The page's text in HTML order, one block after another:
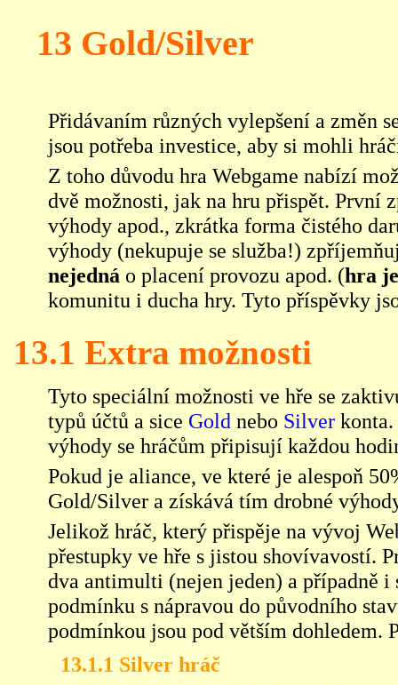
13 Gold/Silver
Přidávaním různých vylepšení a změn
jsou potřeba investice, aby si mohli
Z toho důvodu hra Webgame nabízí
dvě možnosti, jak na hru přispět. První
výhody apod., zkrátka forma čistého
výhody (nekupuje se služba!)
nejedná o placení provozu apod. (hra
komunitu i ducha hry. Tyto příspěvky
13.1 Extra možnosti
Tyto speciální možnosti ve hře se
typů účtů a sice Gold nebo Silver
výhody se hráčům připisují každou
Pokud je aliance, ve které je alespoň
Gold/Silver a získává tím drobné
Jelikož hráč, který přispěje na vývoj
přestupky ve hře s jistou shovívavostí.
dva antimulti (nejen jeden) a případně i
podmínku s nápravou do původního
podmínkou jsou pod větším dohledem.
13.1.1 Silver hráč